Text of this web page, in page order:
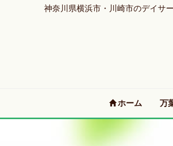
神奈川県横浜市・川崎市のデイサ
ホーム 万